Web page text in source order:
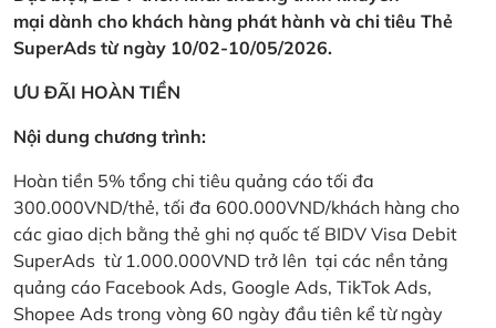
mại dành cho khách hàng phát hành và chi tiêu Thẻ
SuperAds từ ngày 10/02-10/05/2026.
ƯU ĐÃI HOÀN TIỀN
Nội dung chương trình:
Hoàn tiền 5% tổng chi tiêu quảng cáo tối đa
300.000VND/thẻ, tối đa 600.000VND/khách hàng cho
các giao dịch bằng thẻ ghi nợ quốc tế BIDV Visa Debit
SuperAds từ 1.000.000VND trở lên tại các nền tảng
quảng cáo Facebook Ads, Google Ads, TikTok Ads,
Shopee Ads trong vòng 60 ngày đầu tiên kể từ ngày